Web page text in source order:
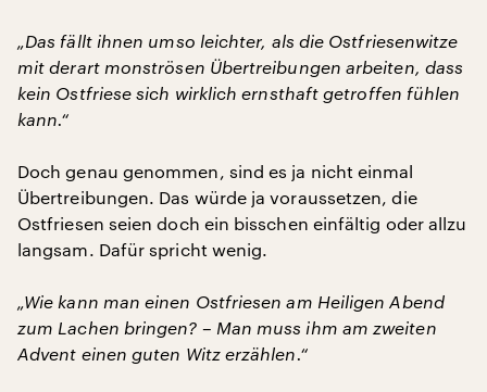
„Das fällt ihnen umso leichter, als die Ostfriesenwitze
mit derart monströsen Übertreibungen arbeiten, dass
kein Ostfriese sich wirklich ernsthaft getroffen fühlen
kann.“
Doch genau genommen, sind es ja nicht einmal
Übertreibungen. Das würde ja voraussetzen, die
Ostfriesen seien doch ein bisschen einfältig oder allzu
langsam. Dafür spricht wenig.
„Wie kann man einen Ostfriesen am Heiligen Abend
zum Lachen bringen? – Man muss ihm am zweiten
Advent einen guten Witz erzählen.“